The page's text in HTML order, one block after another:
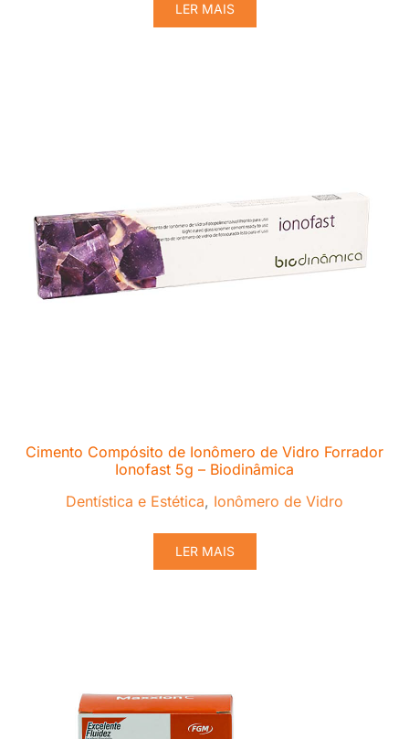
LER MAIS
Cimento Compósito de Ionômero de Vidro Forrador
Ionofast 5g – Biodinâmica
Dentística e Estética, Ionômero de Vidro
LER MAIS